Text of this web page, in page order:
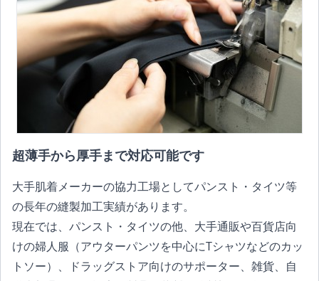
超薄手から厚手まで対応可能です
大手肌着メーカーの協力工場としてパンスト・タイツ等
の長年の縫製加工実績があります。
現在では、パンスト・タイツの他、大手通販や百貨店向
けの婦人服（アウターパンツを中心にTシャツなどのカッ
トソー）、ドラッグストア向けのサポーター、雑貨、自